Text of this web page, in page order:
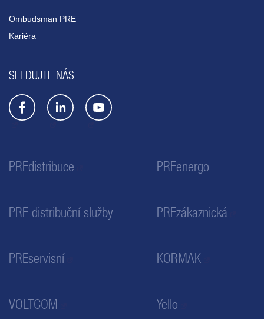
Ombudsman PRE
Kariéra
SLEDUJTE NÁS
PREdistribuce PREenergo
PRE distribuční služby PREzákaznická
PREservisní KORMAK
VOLTCOM Yello